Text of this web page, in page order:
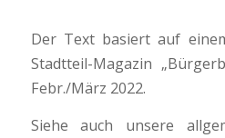
Der Text basiert auf
Stadtteil-Magazin
Febr./März 2022.
Siehe auch unsere